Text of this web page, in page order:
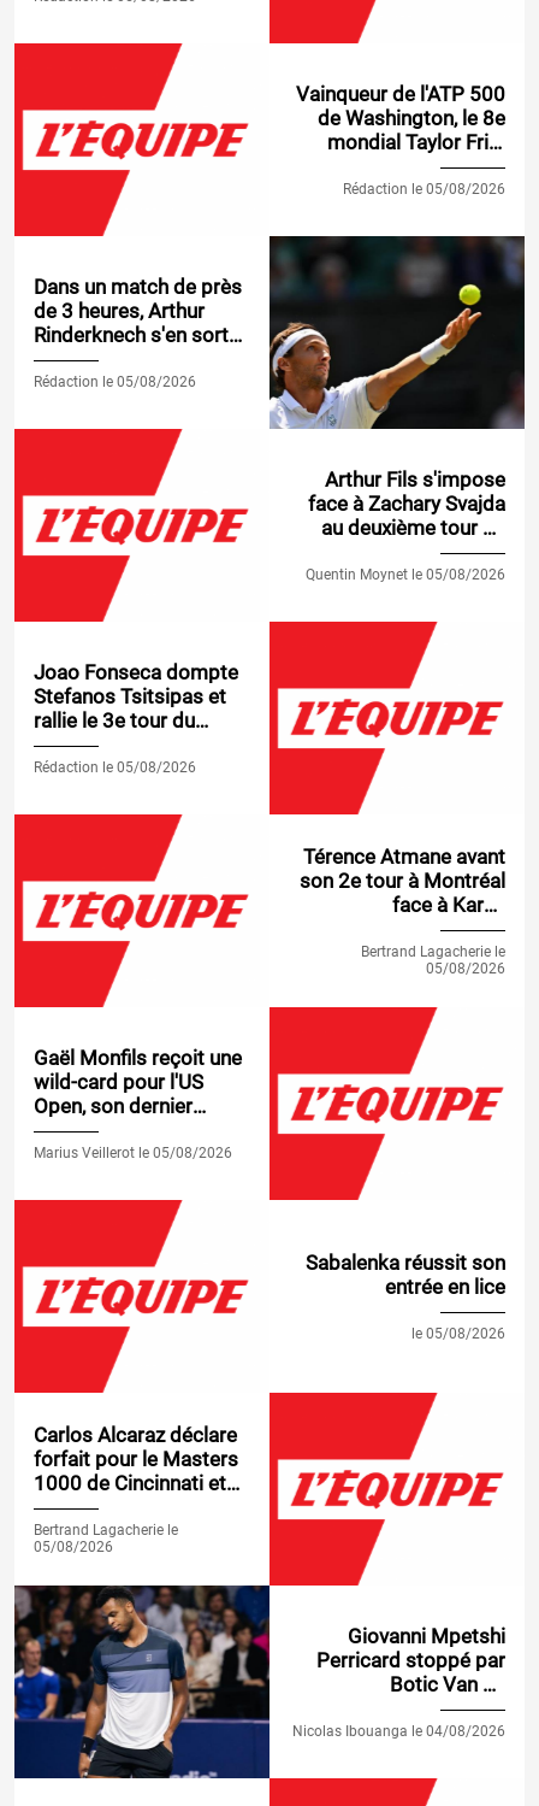
Rédaction le 05/08/2026
Vainqueur de l'ATP 500
de Washington, le 8e
mondial Taylor Fritz
sorti dès son entrée en
lice au Masters 1000
Rédaction le 05/08/2026
Dans un match de près
de 3 heures, Arthur
Rinderknech s'en sort
contre Miomir
Kecmanovic et accède
1000 de Montréal
Quentin Moynet le 05/08/2026
Arthur Fils s'impose
face à Zachary Svajda
au deuxième tour du
Masters 1000 de
Montréal
Rédaction le 05/08/2026
Joao Fonseca dompte
Stefanos Tsitsipas et
rallie le 3e tour du
Masters 1000 de
Montréal, Valentin
d'entrée
Bertrand Lagacherie le
05/08/2026
Térence Atmane avant
son 2e tour à Montréal
face à Karen
Khachanov et la
perspective de
défendre de gros
points à Cincinnati : «
J'essaie de ne pas me
mettre de pression »
Marius Veillerot le 05/08/2026
Gaël Monfils reçoit une
wild-card pour l'US
Open, son dernier
Grand Chelem, Léolia
Jeanjean également
le 05/08/2026
Sabalenka réussit son
entrée en lice
Bertrand Lagacherie le
05/08/2026
Carlos Alcaraz déclare
forfait pour le Masters
1000 de Cincinnati et
repousse encore sa
reprise
Nicolas Ibouanga le 04/08/2026
Giovanni Mpetshi
Perricard stoppé par
Botic Van de
Zandschulp dès le
premier tour du
Montréal